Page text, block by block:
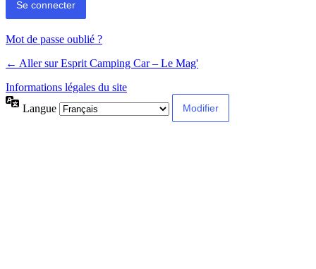
Mot de passe oublié ?
← Aller sur Esprit Camping Car – Le Mag'
Informations légales du site
Langue